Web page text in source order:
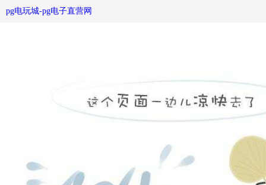
新闻中心-pg电玩城
pg电玩城-pg电子直营网